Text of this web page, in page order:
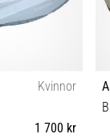
Kvinnor
1 700 kr